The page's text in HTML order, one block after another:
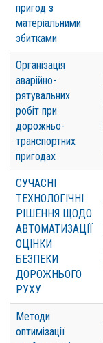
пригод з
матеріальними
збитками
Організація
аварійно-
рятувальних
робіт при
дорожньо-
транспортних
пригодах
СУЧАСНІ
ТЕХНОЛОГІЧНІ
РІШЕННЯ ЩОДО
АВТОМАТИЗАЦІЇ
ОЦІНКИ
БЕЗПЕКИ
ДОРОЖНЬОГО
РУХУ
Методи
оптимізації